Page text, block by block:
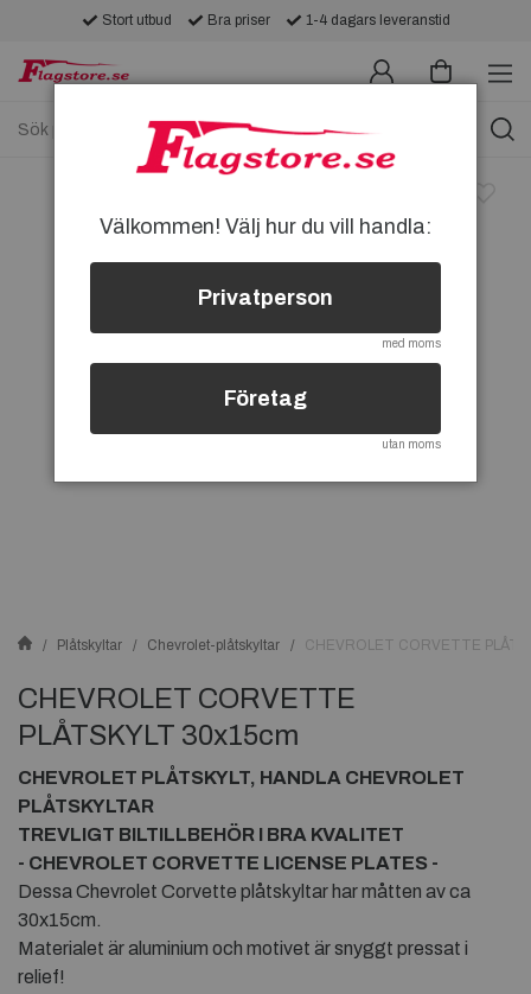
Stort utbud Bra priser 1-4 dagars leveranstid
Plåtskyltar Chevrolet-plåtskyltar CHEVROLET CORVETTE
CHEVROLET CORVETTE
PLÅTSKYLT 30x15cm
CHEVROLET PLÅTSKYLT, HANDLA CHEVROLET
PLÅTSKYLTAR
TREVLIGT BILTILLBEHÖR I BRA KVALITET
- CHEVROLET CORVETTE LICENSE PLATES -
Dessa Chevrolet Corvette plåtskyltar har måtten av ca
30x15cm.
Materialet är aluminium och motivet är snyggt pressat i
relief!
Välkommen! Välj hur du vill handla:
Privatperson
med moms
Företag
utan moms